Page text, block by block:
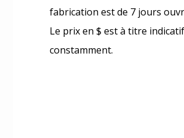
fabrication est de 7 jours
Le prix en $ est à titre
constamment.